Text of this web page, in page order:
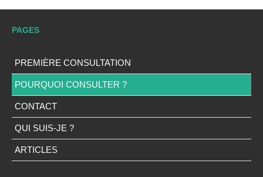
PAGES
PREMIÈRE CONSULTATION
POURQUOI CONSULTER ?
CONTACT
QUI SUIS-JE ?
ARTICLES